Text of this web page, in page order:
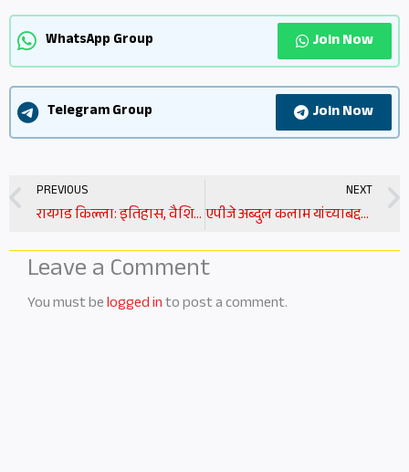
WhatsApp Group Join Now
Telegram Group Join Now
Prev
PREVIOUS
रायगड किल्ला: इतिहास, वैशिष्ट्ये आणि महत्त्व | raigad fort information in marathi
NEXT
एपीजे अब्दुल कलाम यांच्याबद्दल माहिती | apj abdul kalam information in marathi
Leave a Comment
You must belogged into post a comment.